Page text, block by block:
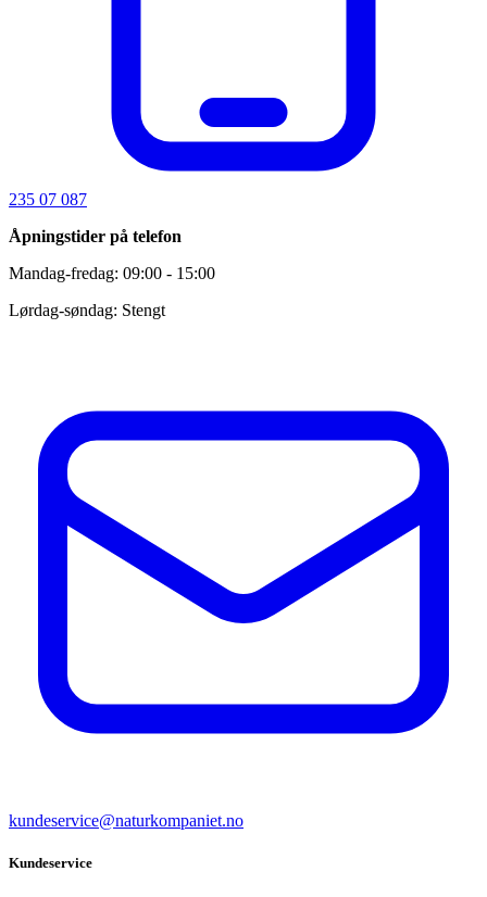
235 07 087
Åpningstider på telefon
Mandag-fredag: 09:00 - 15:00
Lørdag-søndag: Stengt
kundeservice@naturkompaniet.no
Kundeservice